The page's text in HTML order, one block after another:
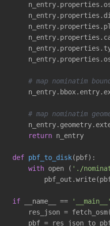
# map nominatim
# map nominatim
return n_entry
def pbf_to_disk(pbf) :
with open ( './
if __name__ == '__main__'
    res_json = fetch_osm(
pbf =